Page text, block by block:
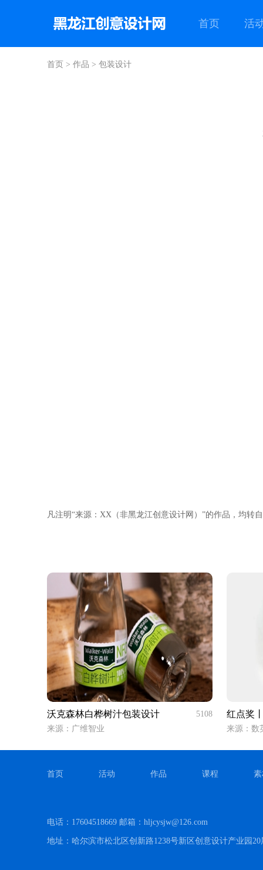
首页 活
首页 > 作品 > 包装设计
凡注明“来源：XX（非黑龙江创意设计网）”的作品，均转
5108
沃克森林白桦树汁包装设计
来源：广维智业
红点奖
来源：数
首页 活动 作品 课程
电话：17604518669 邮箱：hljcysjw@126.com
地址：哈尔滨市松北区创新路1238号新区创意设计产业园20